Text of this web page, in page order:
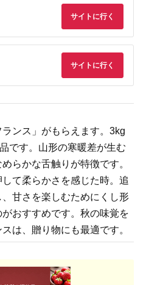
サイトに行く
サイトに行く
ンス」がもらえます。3kg
です。山形の寒暖差が生む
らかな舌触りが特徴です。
て柔らかさを感じた時。追
甘さを楽しむためにくし形
おすすめです。秋の味覚を
は、贈り物にも最適です。